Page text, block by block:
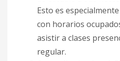
Esto es
con horarios
asistir a clases
regular.